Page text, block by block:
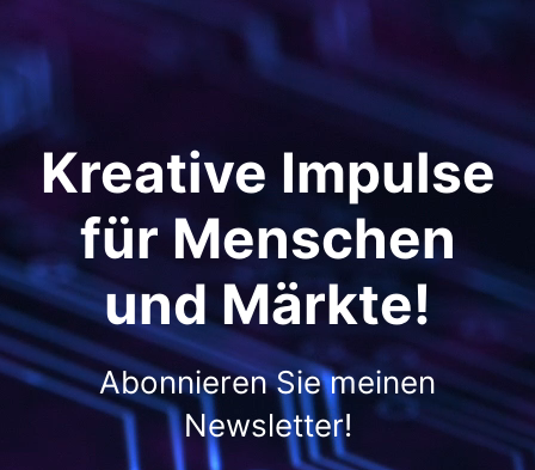
Kreative Impulse
für Menschen
und Märkte!
Abonnieren Sie meinen
Newsletter!